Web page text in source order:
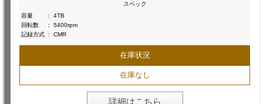
スペック
容量
:
4TB
回転数
:
5400rpm
記録方式 : CMR
在庫状況
在庫なし
詳細はこちら